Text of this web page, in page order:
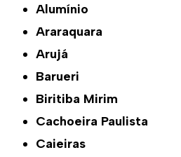
Alumínio
Araraquara
Arujá
Barueri
Biritiba Mirim
Cachoeira Paulista
Caieiras